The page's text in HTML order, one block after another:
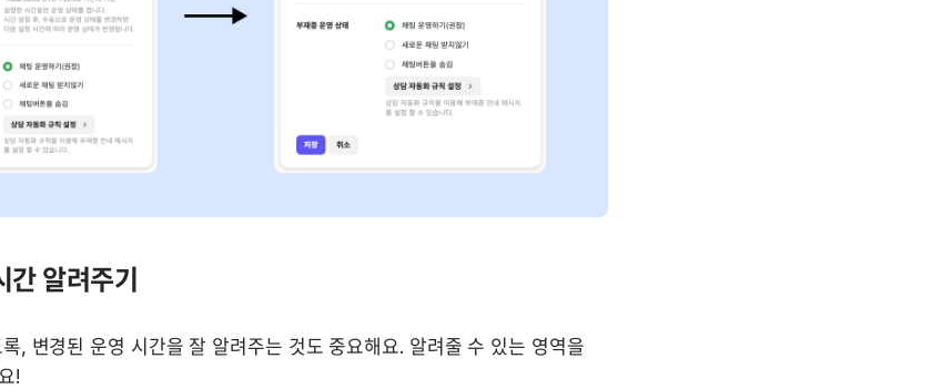
알려주기
, 변경된 운영 시간을 잘 알려주는 것도 중요해요. 알려줄 수 있는 영역을
!